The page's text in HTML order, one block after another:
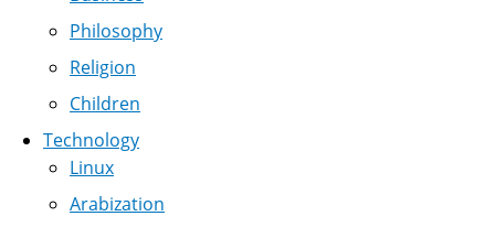
Philosophy
Religion
Children
Technology
Linux
Arabization